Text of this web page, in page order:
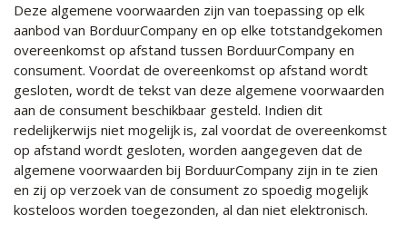
Deze algemene voorwaarden zijn van toepassing op elk
aanbod van BorduurCompany en op elke totstandgekomen
overeenkomst op afstand tussen BorduurCompany en
consument. Voordat de overeenkomst op afstand wordt
gesloten, wordt de tekst van deze algemene voorwaarden
aan de consument beschikbaar gesteld. Indien dit
redelijkerwijs niet mogelijk is, zal voordat de overeenkomst
op afstand wordt gesloten, worden aangegeven dat de
algemene voorwaarden bij BorduurCompany zijn in te zien
en zij op verzoek van de consument zo spoedig mogelijk
kosteloos worden toegezonden, al dan niet elektronisch.